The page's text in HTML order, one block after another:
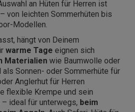
an Hüten für Herren ist
von leichten Sommerhüten bis
Modellen.
hängt von Deinem
warme Tage eignen sich
Materialien wie Baumwolle oder
Sonnen- oder Sommerhüte für
Anglerhut für Herren
flexible Krempe und sein
ideal für unterwegs, beim